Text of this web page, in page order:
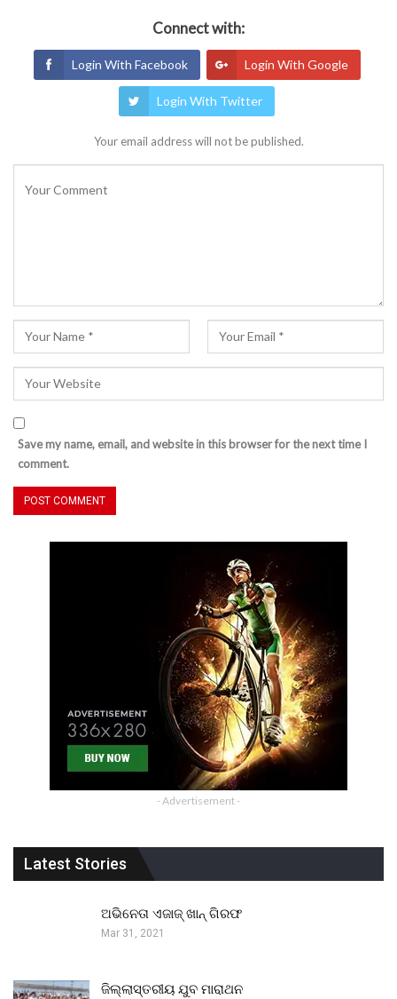
Connect with:
Login With Facebook Login With Google
Login With Twitter
Your email address will not be published.
Save my name, email, and website in this browser for the next time I
comment.
- Advertisement -
Latest Stories
ଅଭିନେତା ଏଜାଜ୍ ଖାନ୍ ଗିରଫ
Mar 31, 2021
ଜିଲ୍ଲାସ୍ତରୀୟ ଯୁବ ମାରାଥନ